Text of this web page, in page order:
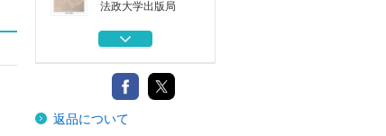
法政大学出版局
寺山修司の遺産
堀之内出版
哲学者がみた日本
競馬 昭和から...
返品について